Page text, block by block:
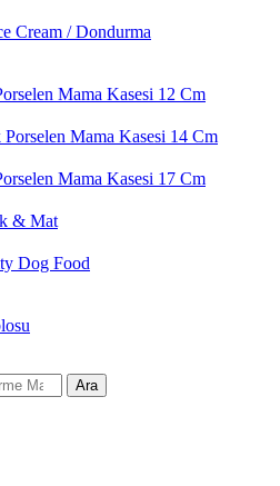
Cream / Dondurma
Mama Kasesi 12 Cm
Mama Kasesi 14 Cm
Mama Kasesi 17 Cm
& Mat
Dog Food
Ara